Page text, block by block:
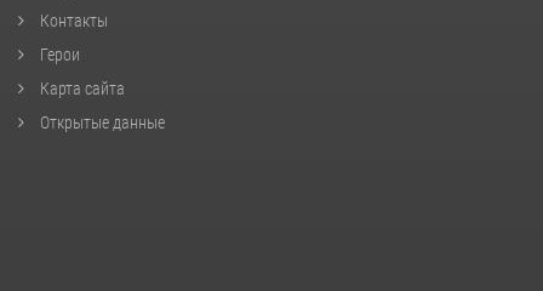
Контакты
Герои
Карта сайта
Открытые данные